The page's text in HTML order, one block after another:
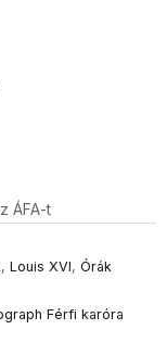
ÁFA-t
, Louis XVI, Órák
Férfi karóra